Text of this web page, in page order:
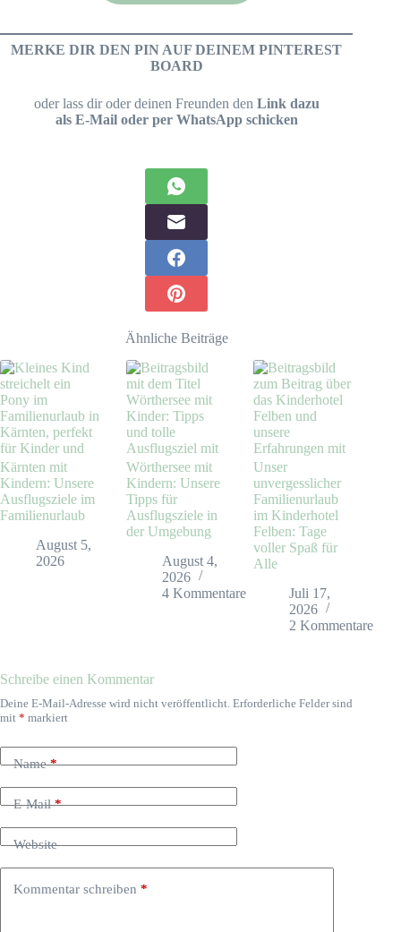
MERKE DIR DEN PIN AUF DEINEM PINTEREST
BOARD
oder lass dir oder deinen Freunden den Link dazu
als E-Mail oder per WhatsApp schicken
Ähnliche Beiträge
Kärnten mit
Kindern: Unsere
Ausflugsziele im
Familienurlaub
August 5,
2026
Wörthersee mit
Kindern: Unsere
Tipps für
Ausflugsziele in
der Umgebung
August 4,
2026
4 Kommentare
Unser
unvergesslicher
Familienurlaub
im Kinderhotel
Felben: Tage
voller Spaß für
Alle
Juli 17,
2026
2 Kommentare
Schreibe einen Kommentar
Deine E-Mail-Adresse wird nicht veröffentlicht. Erforderliche Felder sind
mit * markiert
Name*
E-Mail*
Website
Kommentar schreiben *